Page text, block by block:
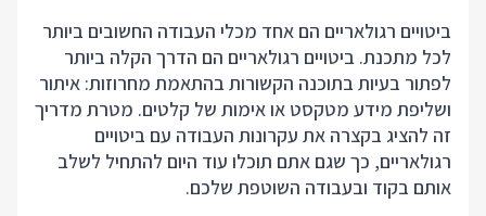
ביטויים רגולאריים הם אחד מכלי העבודה החשובים ביותר
לכל מתכנת. ביטויים רגולאריים הם הדרך הקלה ביותר
לפתור בעיות בתוכנה הקשורות בהתאמת מחרוזות: איתור
ושליפת מידע מטקסט או אימות של קלטים. מטרת מדריך
זה להציג בקצרה את עקרונות העבודה עם ביטויים
רגולאריים, כך שגם אתם תוכלו עוד היום להתחיל לשלב
אותם בקוד ובעבודה השוטפת שלכם.